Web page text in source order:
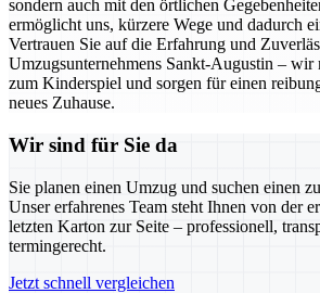
sondern auch mit den örtlichen
ermöglicht uns, kürzere Wege und dadurch
Vertrauen Sie auf die Erfahrung und
Umzugsunternehmens Sankt-Augustin – wir
zum Kinderspiel und sorgen für einen
neues Zuhause.
Wir sind für Sie da
Sie planen einen Umzug und suchen einen
Unser erfahrenes Team steht Ihnen von der
letzten Karton zur Seite – professionell,
termingerecht.
Jetzt schnell vergleichen